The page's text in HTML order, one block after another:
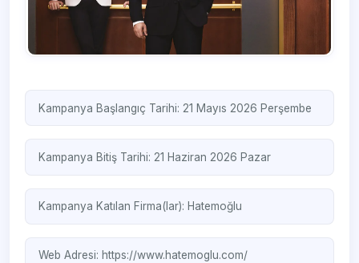
Kampanya Başlangıç Tarihi: 21 Mayıs 2026 Perşembe
Kampanya Bitiş Tarihi: 21 Haziran 2026 Pazar
Kampanya Katılan Firma(lar): Hatemoğlu
Web Adresi: https://www.hatemoglu.com/